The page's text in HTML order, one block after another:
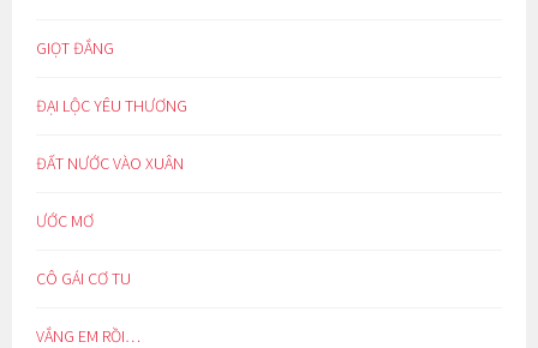
GIỌT ĐẮNG
ĐẠI LỘC YÊU THƯƠNG
ĐẤT NƯỚC VÀO XUÂN
ƯỚC MƠ
CÔ GÁI CƠ TU
VẮNG EM RỒI…